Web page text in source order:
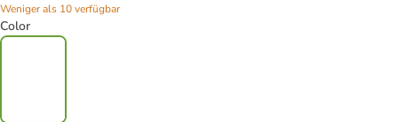
Weniger als 10 verfügbar
Color